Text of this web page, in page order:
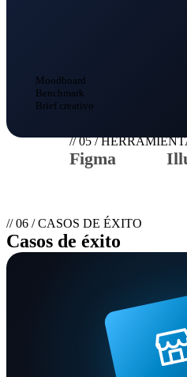
Moodboard
Benchmark
Brief creativo
// 05 /
Figma
// 06 / CASOS DE ÉXITO
Casos de éxito